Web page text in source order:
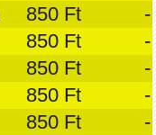
850 Ft
-
850 Ft
-
850 Ft
-
850 Ft
-
850 Ft
-